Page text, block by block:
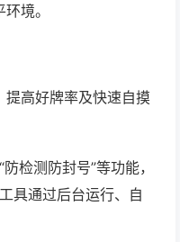
境。
高好牌率及快速自摸
检测防封号”等功能，
具通过后台运行、自